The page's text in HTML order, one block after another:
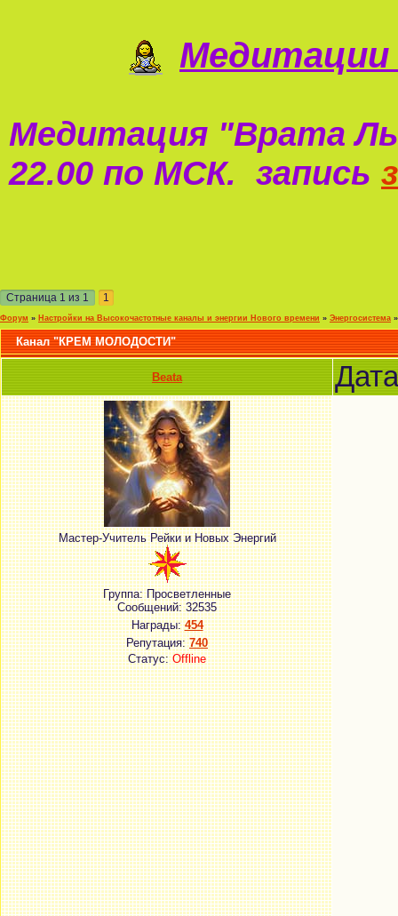
Медитации
Медитация "Врата
22.00 по МСК. запись
Страница 1 из 1 1
Форум » Настройки на Высокочастотные каналы и энергии Нового времени » Энергосистема »
Канал "КРЕМ МОЛОДОСТИ"
Beata
Мастер-Учитель Рейки и Новых Энергий
Группа: Просветленные
Сообщений:32535
Награды:454
Репутация:740
Статус:Offline